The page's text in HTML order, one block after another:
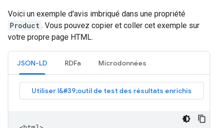
Voici un exemple d'avis imbriqué dans une propriété
Product . Vous pouvez copier et coller cet exemple sur
votre propre page HTML.
JSON-LD RDFa Microdonnées